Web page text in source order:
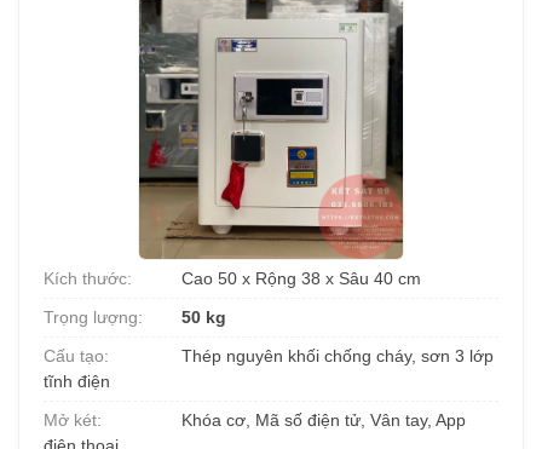
Kích thước:
Cao 50 x Rộng 38 x Sâu 40 cm
Trọng lượng:
50 kg
Cấu tạo:
Thép nguyên khối chống cháy, sơn 3 lớp
tĩnh điện
Mở két:
Khóa cơ, Mã số điện tử, Vân tay, App